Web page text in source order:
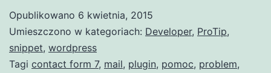
i ustawienie
SMTP
Opublikowano 6 kwietnia, 2015
Umieszczono w kategoriach: Developer, ProTip,
snippet, wordpress
Tagi contact form 7, mail, plugin, pomoc, problem,